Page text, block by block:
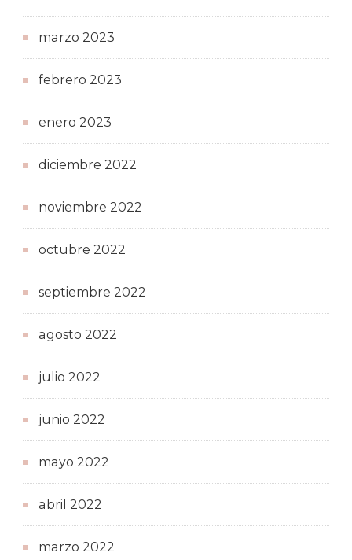
marzo 2023
febrero 2023
enero 2023
diciembre 2022
noviembre 2022
octubre 2022
septiembre 2022
agosto 2022
julio 2022
junio 2022
mayo 2022
abril 2022
marzo 2022